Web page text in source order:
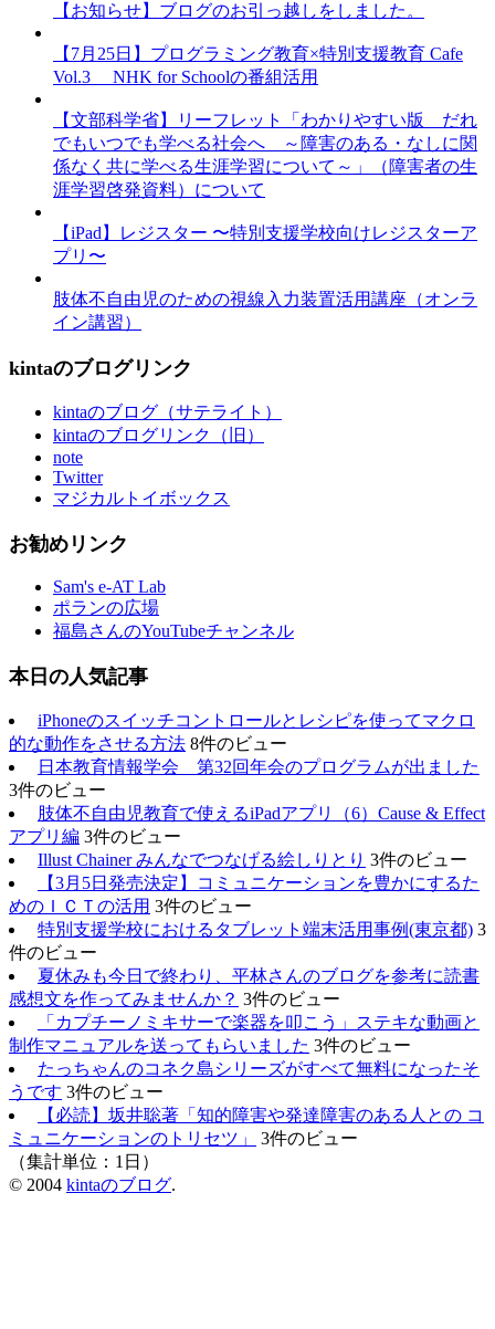
【お知らせ】ブログのお引っ越しをしました。
【7月25日】プログラミング教育×特別支援教育 Cafe
Vol.3 NHK for Schoolの番組活用
【文部科学省】リーフレット「わかりやすい版 だれ
でもいつでも学べる社会へ ～障害のある・なしに関
係なく共に学べる生涯学習について～」（障害者の生
涯学習啓発資料）について
【iPad】レジスター 〜特別支援学校向けレジスターア
プリ〜
肢体不自由児のための視線入力装置活用講座（オンラ
イン講習）
kintaのブログリンク
kintaのブログ（サテライト）
kintaのブログリンク（旧）
note
Twitter
マジカルトイボックス
お勧めリンク
Sam's e-AT Lab
ポランの広場
福島さんのYouTubeチャンネル
本日の人気記事
iPhoneのスイッチコントロールとレシピを使ってマクロ
的な動作をさせる方法 8件のビュー
日本教育情報学会 第32回年会のプログラムが出ました
3件のビュー
肢体不自由児教育で使えるiPadアプリ（6）Cause & Effect
アプリ編 3件のビュー
Illust Chainer みんなでつなげる絵しりとり 3件のビュー
【3月5日発売決定】コミュニケーションを豊かにするた
めのＩＣＴの活用 3件のビュー
特別支援学校におけるタブレット端末活用事例(東京都) 3
件のビュー
夏休みも今日で終わり、平林さんのブログを参考に読書
感想文を作ってみませんか？ 3件のビュー
「カプチーノミキサーで楽器を叩こう」ステキな動画と
制作マニュアルを送ってもらいました 3件のビュー
たっちゃんのコネク島シリーズがすべて無料になったそ
うです 3件のビュー
【必読】坂井聡著「知的障害や発達障害のある人との コ
ミュニケーションのトリセツ」
3件のビュー
（集計単位：1日）
© 2004 kintaのブログ.